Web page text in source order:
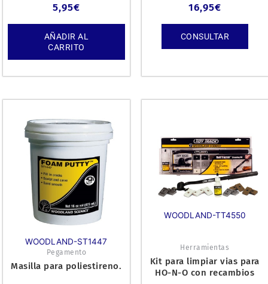
5,95€
AÑADIR AL
CARRITO
madera.
16,95€
CONSULTAR
WOODLAND-ST1447
Pegamento
Masilla para poliestireno.
WOODLAND-TT4550
Herramientas
Kit para limpiar vias para
HO-N-O con recambios